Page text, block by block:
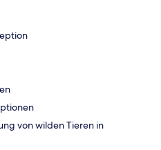
von wilden Tieren in